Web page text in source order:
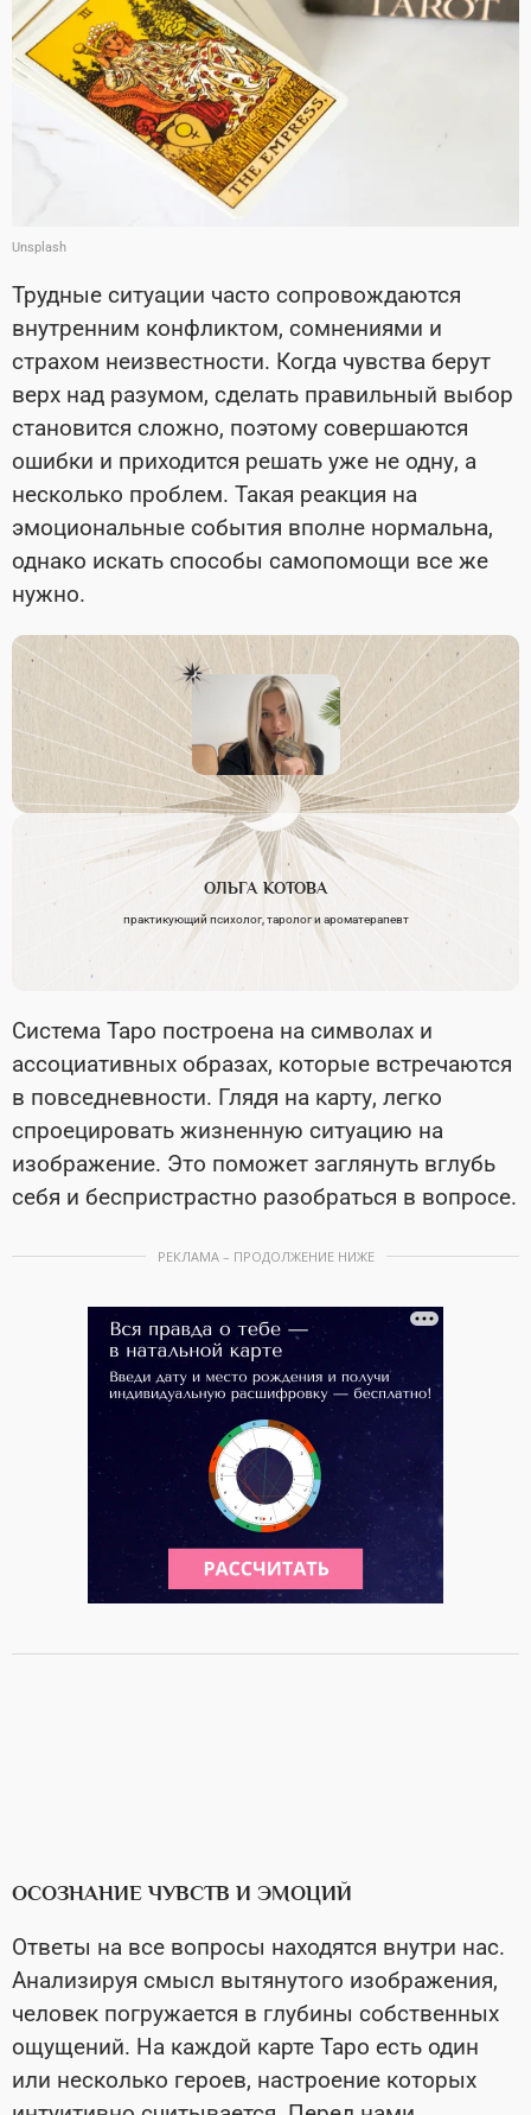
Unsplash
Трудные ситуации часто сопровождаются
внутренним конфликтом, сомнениями и
страхом неизвестности. Когда чувства берут
верх над разумом, сделать правильный выбор
становится сложно, поэтому совершаются
ошибки и приходится решать уже не одну, а
несколько проблем. Такая реакция на
эмоциональные события вполне нормальна,
однако искать способы самопомощи все же
нужно.
ОЛЬГА КОТОВА
практикующий психолог, таролог и ароматерапевт
Система Таро построена на символах и
ассоциативных образах, которые встречаются
в повседневности. Глядя на карту, легко
спроецировать жизненную ситуацию на
изображение. Это поможет заглянуть вглубь
себя и беспристрастно разобраться в вопросе.
РЕКЛАМА – ПРОДОЛЖЕНИЕ НИЖЕ
ОСОЗНАНИЕ ЧУВСТВ И ЭМОЦИЙ
Ответы на все вопросы находятся внутри нас.
Анализируя смысл вытянутого изображения,
человек погружается в глубины собственных
ощущений. На каждой карте Таро есть один
или несколько героев, настроение которых